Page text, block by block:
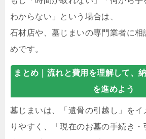
わからない」という場合は、
石材店や、墓じまいの専門業者に相
めです。
まとめ｜ 流れと費用を理解して、
を進めよう
墓じまいは、「遺骨の引越し」をイ
りやすく、「現在のお墓の手続き